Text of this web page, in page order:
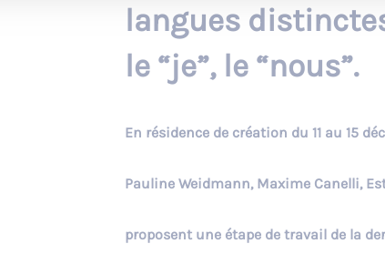
langues
le “je”, le “nous”.
En résidence de création du 11 au 15
Pauline Weidmann, Maxime Canelli,
proposent une étape de travail de la